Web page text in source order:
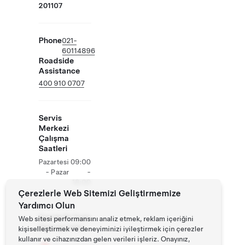
201107
Phone021-
60114896
Roadside
Assistance
400 910 0707
Servis
Merkezi
Çalışma
Saatleri
Pazartesi
- Pazar
09:00
-
Tesiste Ek Tesla
Operasyonları
Çerezlerle Web Sitemizi Geliştirmemize
Yardımcı Olun
Web sitesi performansını analiz etmek, reklam içeriğini
kişiselleştirmek ve deneyiminizi iyileştirmek için çerezler
kullanır ve cihazınızdan gelen verileri işleriz. Onayınız,